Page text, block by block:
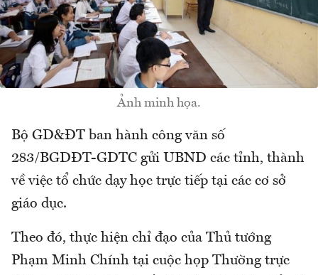
Ảnh minh họa.
Bộ GD&ĐT ban hành công văn số
283/BGDĐT-GDTC gửi UBND các tỉnh, thành
về việc tổ chức dạy học trực tiếp tại các cơ sở
giáo dục.
Theo đó, thực hiện chỉ đạo của Thủ tướng
Phạm Minh Chính tại cuộc họp Thường trực